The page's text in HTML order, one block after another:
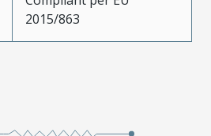
2015/863